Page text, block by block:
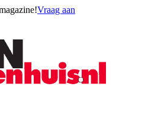
Vraag aan